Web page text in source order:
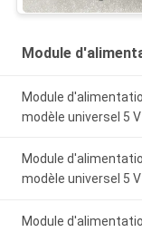
Module
Module
modèle universel 5
Module
modèle universel 5
Module